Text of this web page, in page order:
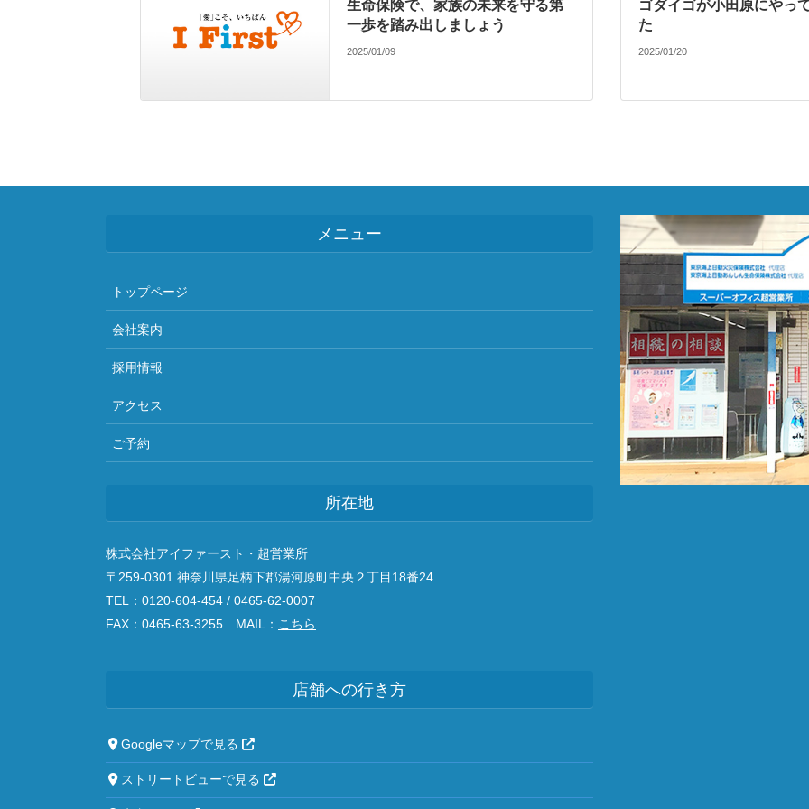
生命保険で、家族の未来を守る第
一歩を踏み出しましょう
2025/01/09
ゴダイゴが小田原にやっ
た
2025/01/20
メニュー
トップページ
会社案内
採用情報
アクセス
ご予約
所在地
株式会社アイファースト・超営業所
〒259-0301 神奈川県足柄下郡湯河原町中央２丁目18番24
TEL：0120-604-454 / 0465-62-0007
FAX：0465-63-3255 MAIL： こちら
店舗への行き方
Googleマップで見る
ストリートビューで見る